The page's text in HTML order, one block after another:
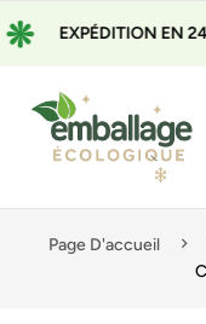
EXPÉDITION EN
Page D'accueil